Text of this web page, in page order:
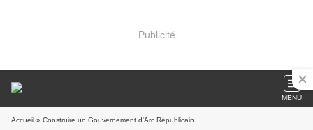
Publicité
MENU
Accueil » Construire un Gouvernement d'Arc Républicain